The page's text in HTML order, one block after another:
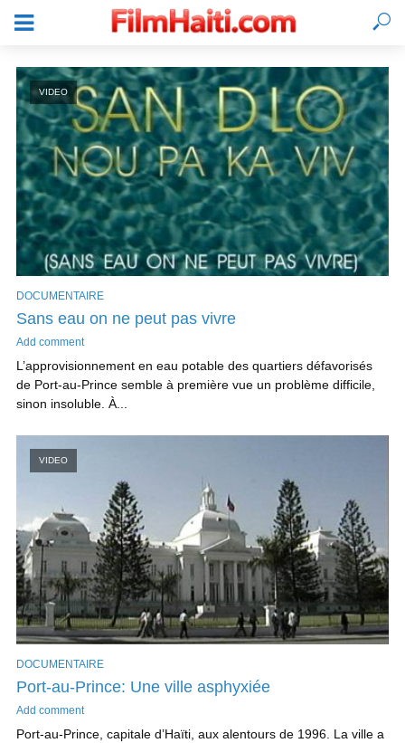
VIDEO
DOCUMENTAIRE
Sans eau on ne peut pas vivre
Add comment
L’approvisionnement en eau potable des quartiers défavorisés
de Port-au-Prince semble à première vue un problème difficile,
sinon insoluble. À...
VIDEO
DOCUMENTAIRE
Port-au-Prince: Une ville asphyxiée
Add comment
Port-au-Prince, capitale d’Haïti, aux alentours de 1996. La ville a